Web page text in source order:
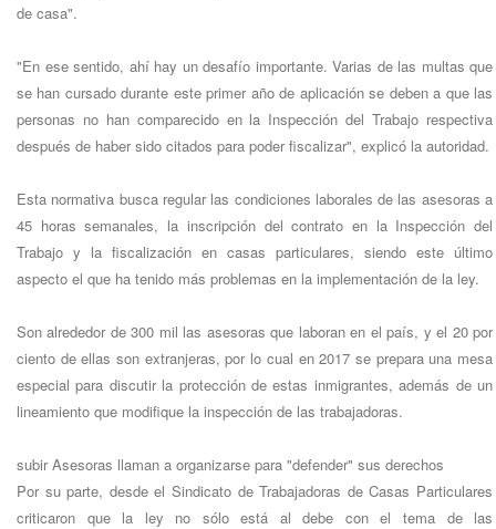
de casa".
"En ese sentido, ahí hay un desafío importante. Varias de las multas que
se han cursado durante este primer año de aplicación se deben a que las
personas no han comparecido en la Inspección del Trabajo respectiva
después de haber sido citados para poder fiscalizar", explicó la autoridad.
Esta normativa busca regular las condiciones laborales de las asesoras a
45 horas semanales, la inscripción del contrato en la Inspección del
Trabajo y la fiscalización en casas particulares, siendo este último
aspecto el que ha tenido más problemas en la implementación de la ley.
Son alrededor de 300 mil las asesoras que laboran en el país, y el 20 por
ciento de ellas son extranjeras, por lo cual en 2017 se prepara una mesa
especial para discutir la protección de estas inmigrantes, además de un
lineamiento que modifique la inspección de las trabajadoras.
subir Asesoras llaman a organizarse para "defender" sus derechos
Por su parte, desde el Sindicato de Trabajadoras de Casas Particulares
criticaron que la ley no sólo está al debe con el tema de las